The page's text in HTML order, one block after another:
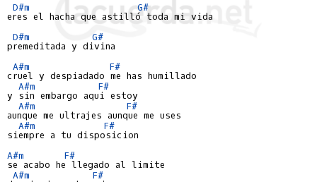
D#m
G#
eres el hacha que astilló toda mi vida
D#m
G#
premeditada y divina
A#m
F#
cruel y despiadado me has humillado
A#m
F#
y sin embargo aqui estoy
A#m
F#
aunque me ultrajes aunque me uses
A#m
F#
siempre a tu disposicion
A#m
F#
se acabo he llegado al limite
A#m
F#